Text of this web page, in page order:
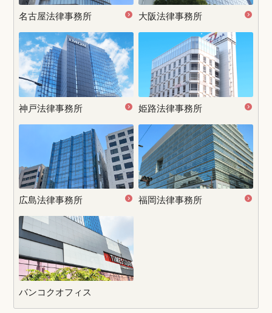
名古屋法律事務所 大阪法律事務所
神戸法律事務所 姫路法律事務所
広島法律事務所 福岡法律事務所
バンコクオフィス